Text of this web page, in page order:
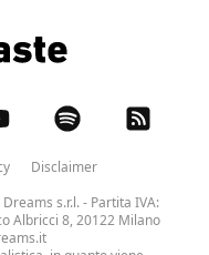
Disclaimer
s.r.l.- Partita IVA:
Albricci 8, 20122 Milano